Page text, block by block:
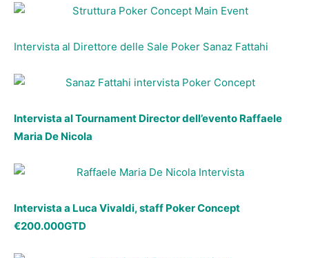
Intervista al Direttore delle Sale Poker Sanaz Fattahi
Intervista al Tournament Director dell’evento Raffaele
Maria De Nicola
Intervista a Luca Vivaldi, staff Poker Concept
€200.000GTD